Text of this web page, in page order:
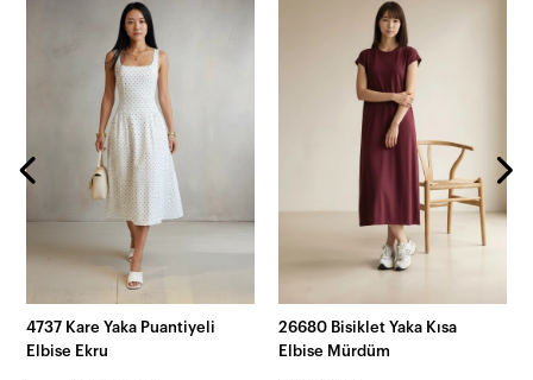
4737 Kare Yaka Puantiyeli
Elbise Ekru
26680 Bisiklet Yaka Kısa
Elbise Mürdüm